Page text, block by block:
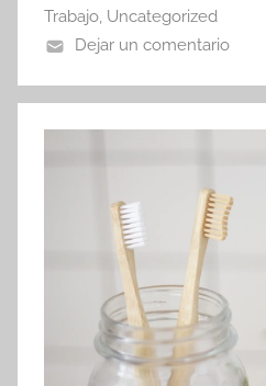
Trabajo, Uncategorized
Dejar un comentario